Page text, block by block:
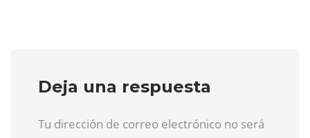
Deja una respuesta
Tu dirección de correo electrónico no será